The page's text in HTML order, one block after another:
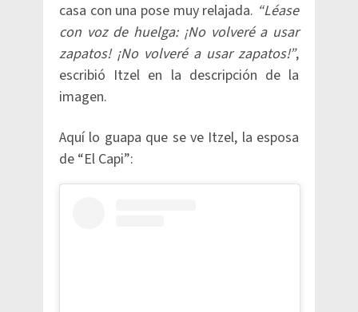
casa con una pose muy relajada. “Léase
con voz de huelga: ¡No volveré a usar
zapatos! ¡No volveré a usar zapatos!”,
escribió Itzel en la descripción de la
imagen.
Aquí lo guapa que se ve Itzel, la esposa
de “El Capi”: